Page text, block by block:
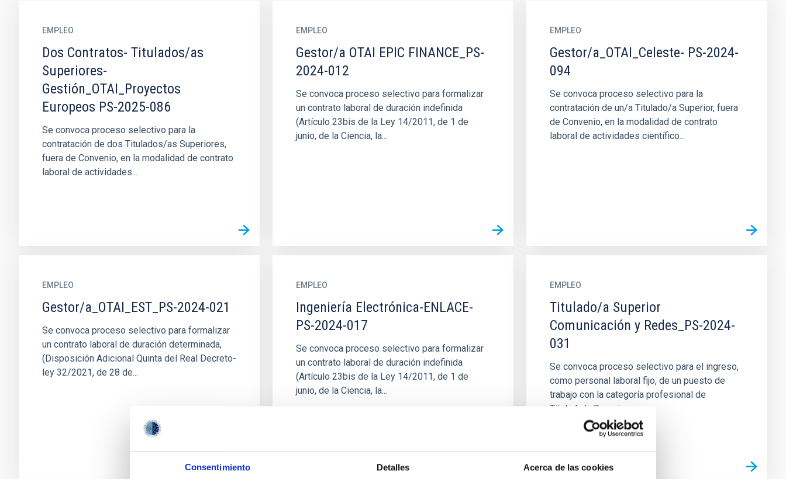
Consentimiento Detalles Acerca de las cookies
EMPLEO
Dos Contratos- Titulados/as
Superiores-
Gestión_OTAI_Proyectos
Europeos PS-2025-086
Se convoca proceso selectivo para la
contratación de dos Titulados/as Superiores,
fuera de Convenio, en la modalidad de contrato
laboral de actividades...
EMPLEO
Gestor/a OTAI EPIC FINANCE_PS-
2024-012
Se convoca proceso selectivo para formalizar
un contrato laboral de duración indefinida
(Artículo 23bis de la Ley 14/2011, de 1 de
junio, de la Ciencia, la...
EMPLEO
Gestor/a_OTAI_Celeste- PS-2024-
094
Se convoca proceso selectivo para la
contratación de un/a Titulado/a Superior, fuera
de Convenio, en la modalidad de contrato
laboral de actividades científico...
EMPLEO
Gestor/a_OTAI_EST_PS-2024-021
Se convoca proceso selectivo para formalizar
un contrato laboral de duración determinada,
(Disposición Adicional Quinta del Real Decreto-
ley 32/2021, de 28 de...
EMPLEO
Ingeniería Electrónica-ENLACE-
PS-2024-017
Se convoca proceso selectivo para formalizar
un contrato laboral de duración indefinida
(Artículo 23bis de la Ley 14/2011, de 1 de
junio, de la Ciencia, la...
EMPLEO
Titulado/a Superior
Comunicación y Redes_PS-2024-
031
Se convoca proceso selectivo para el ingreso,
como personal laboral fijo, de un puesto de
trabajo con la categoría profesional de
Titulado/a Superior, no...